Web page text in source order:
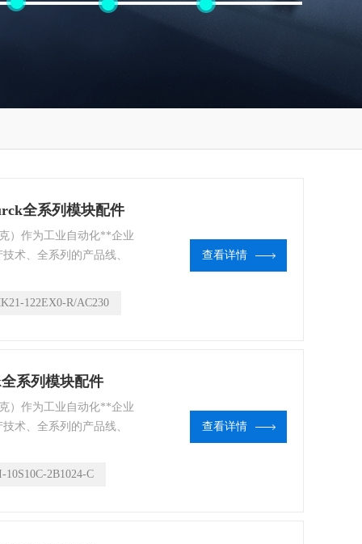
全系列模块配件
）作为工业自动化**企业
术、全系列的产品线、
为世界各地的客户提供优
122EX0-R/AC230
查看详情
系列模块配件
）作为工业自动化**企业
术、全系列的产品线、
为世界各地的客户提供优
10S10C-2B1024-C
查看详情